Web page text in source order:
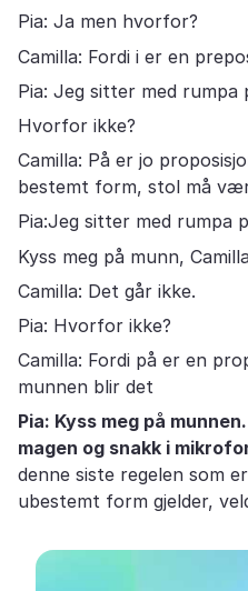
Pia: Ja men hvorfor?
Camilla: Fordi i er en
Pia: Jeg sitter med rumpa
Hvorfor ikke?
Camilla: På er jo
bestemt form, stol må
Pia:Jeg sitter med rumpa
Kyss meg på munn,
Camilla: Det går ikke.
Pia: Hvorfor ikke?
Camilla: Fordi på er en
munnen blir det
Pia: Kyss meg på
magen og snakk i
denne siste regelen som
ubestemt form gjelder,